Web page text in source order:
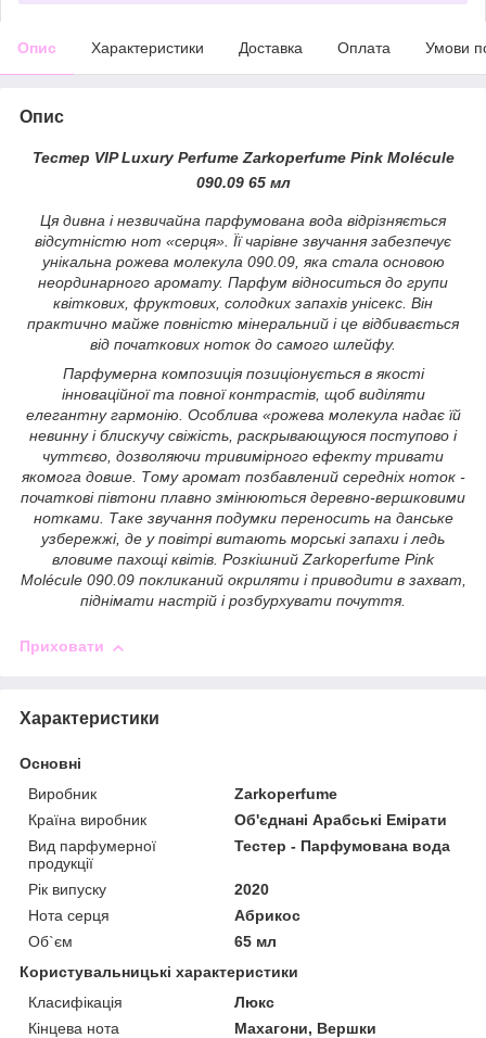
Опис Характеристики Доставка Оплата Умови
Опис
Тестер VIP Luxury Perfume Zarkoperfume Pink Molécule
090.09 65 мл
Ця дивна і незвичайна парфумована вода відрізняється
відсутністю нот «серця». Її чарівне звучання забезпечує
унікальна рожева молекула 090.09, яка стала основою
неординарного аромату. Парфум відноситься до групи
квіткових, фруктових, солодких запахів унісекс. Він
практично майже повністю мінеральний і це відбивається
від початкових ноток до самого шлейфу.
Парфумерна композиція позиціонується в якості
інноваційної та повної контрастів, щоб виділяти
елегантну гармонію. Особлива «рожева молекула надає їй
невинну і блискучу свіжість, раскрывающуюся поступово і
чуттєво, дозволяючи тривимірного ефекту тривати
якомога довше. Тому аромат позбавлений середніх ноток -
початкові півтони плавно змінюються деревно-вершковими
нотками. Таке звучання подумки переносить на данське
узбережжі, де у повітрі витають морські запахи і ледь
вловиме пахощі квітів. Розкішний Zarkoperfume Pink
Molécule 090.09 покликаний окриляти і приводити в захват,
піднімати настрій і розбурхувати почуття.
Приховати
Характеристики
Основні
Виробник
Zarkoperfume
Країна виробник
Об'єднані Арабські Емірати
Вид парфумерної
продукції
Тестер - Парфумована вода
Рік випуску
2020
Нота серця
Абрикос
Об`єм
65 мл
Користувальницькі характеристики
Класифікація
Люкс
Кінцева нота
Махагони, Вершки